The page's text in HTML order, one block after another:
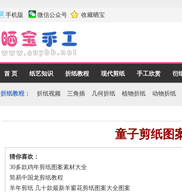
手机版 微信公众号 收藏晒宝
首 页 纸艺知识 折纸教程 现代剪纸 手工欣赏 衍
折纸教程： 折纸视频 三角插 几何折纸 植物折纸 动物折纸
童子剪纸图
猜你喜欢：
30多款鸡年剪纸图案素材大全
简易中国龙剪纸教程
羊年剪纸 几十款最新羊窗花剪纸图案大全图案